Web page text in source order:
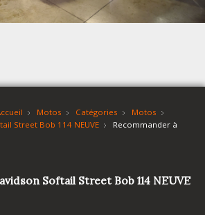
Motos Catégories
Motos
Street Bob 114 NEUVE
Recommander à
Softail Street Bob 114 NEUVE